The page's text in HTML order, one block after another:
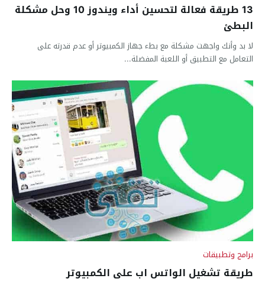
13 طريقة فعالة لتحسين أداء ويندوز 10 وحل مشكلة
البطئ
لا بد وأنك واجهت مشكلة مع بطء جهاز الكمبيوتر أو عدم قدرته على
التعامل مع التطبيق أو اللعبة المفضلة...
برامج وتطبيقات
طريقة تشغيل الواتس اب على الكمبيوتر